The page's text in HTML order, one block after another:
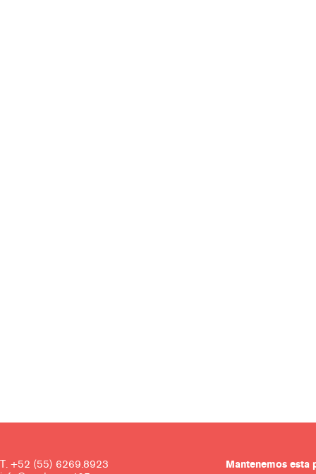
T. +52 (55) 6269.8923
Mantenemos